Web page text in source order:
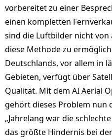
vorbereitet zu einer
einen kompletten
sind die Luftbilder nicht
diese Methode zu
Deutschlands, vor allem in
Gebieten, verfügt über
Qualität. Mit dem AI Aerial
gehört dieses Problem nun
„Jahrelang war die
das größte Hindernis bei